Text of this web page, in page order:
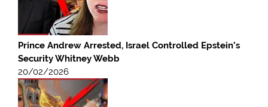
Prince Andrew Arrested, Israel Controlled Epstein’s
Security Whitney Webb
20/02/2026